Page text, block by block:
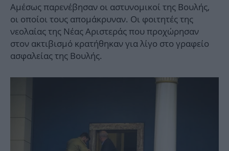
Αμέσως παρενέβησαν οι αστυνομικοί της Βουλής,
οι οποίοι τους απομάκρυναν. Οι φοιτητές της
νεολαίας της Νέας Αριστεράς που προχώρησαν
στον ακτιβισμό κρατήθηκαν για λίγο στο γραφείο
ασφαλείας της Βουλής.